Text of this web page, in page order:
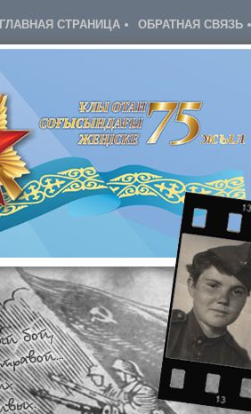
ГЛАВНАЯ СТРАНИЦА ОБРАТНАЯ СВЯЗЬ